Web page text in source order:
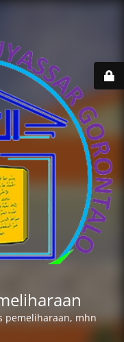
pemeliharaan, mhn